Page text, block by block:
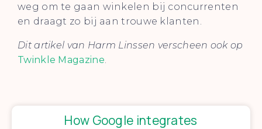
weg om te gaan winkelen bij concurrenten
en draagt zo bij aan trouwe klanten.
Dit artikel van Harm Linssen verscheen ook op
Twinkle Magazine
How Google integrates